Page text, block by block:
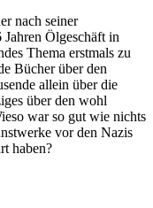
nach seiner
Ölgeschäft in
Thema erstmals zu
Bücher über den
allein über die
über den wohl
war so gut wie nichts
vor den Nazis
haben?